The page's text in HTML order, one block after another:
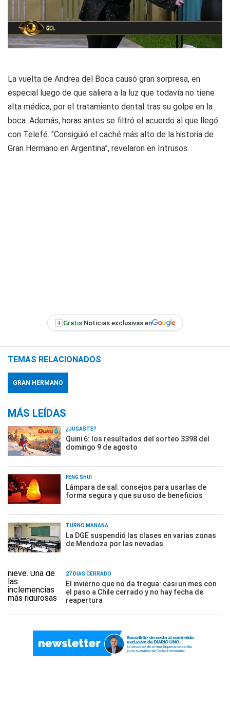
La vuelta de Andrea del Boca causó gran sorpresa, en
especial luego de que saliera a la luz que todavía no tiene
alta médica, por el tratamiento dental tras su golpe en la
boca. Además, horas antes se filtró el acuerdo al que llegó
con Telefé. "Consiguió el caché más alto de la historia de
Gran Hermano en Argentina”, revelaron en Intrusos.
+ Gratis:Noticias exclusivas en
TEMAS RELACIONADOS
GRAN HERMANO
MÁS LEÍDAS
¿JUGASTE?
Quini 6: los resultados del sorteo 3398 del
domingo 9 de agosto
FENG SHUI
Lámpara de sal: consejos para usarlas de
forma segura y que su uso de beneficios
TURNO MAÑANA
La DGE suspendió las clases en varias zonas
de Mendoza por las nevadas
27 DÍAS CERRADO
El invierno que no da tregua: casi un mes con
el paso a Chile cerrado y no hay fecha de
reapertura